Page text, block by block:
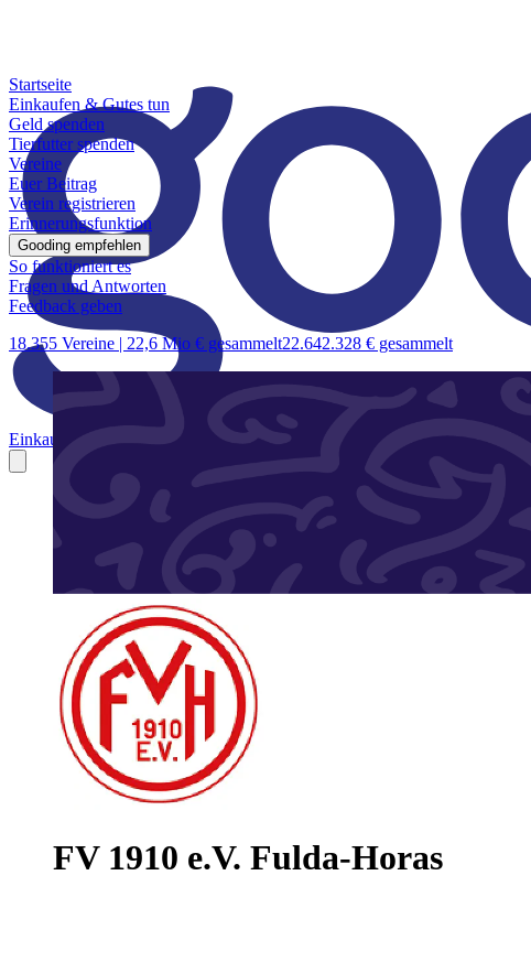
Einkaufen & Gutes tun Geld spendenTierfutter spenden VereineEuer Beitrag
Startseite
Einkaufen & Gutes tun
Geld spenden
Tierfutter spenden
Vereine
Euer Beitrag
Verein registrieren
Erinnerungsfunktion
Gooding empfehlen
So funktioniert es
Fragen und Antworten
Feedback geben
18.355 Vereine | 22,6 Mio € gesammelt22.642.328 € gesammelt
FV 1910 e.V. Fulda-Horas